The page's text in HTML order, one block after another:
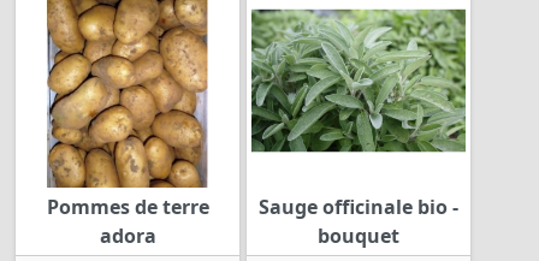
Pommes de terre
adora
Sauge officinale bio -
bouquet